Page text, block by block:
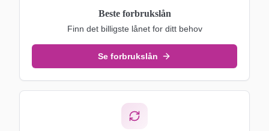
Beste forbrukslån
Finn det billigste lånet for ditt behov
Se forbrukslån